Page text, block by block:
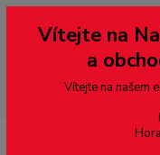
--- pro zákazníky ze
přepněte si e-shop na
dobírky – pokud si z
domluvě zaslána znovu s
případě bude zrušena a
Vítejte na
a
Vítejte na našem